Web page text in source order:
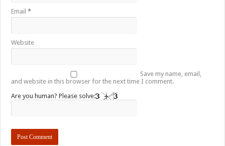
Email*
Website
Save my name, email,
and website in this browser for the next time I comment.
Are you human? Please solve: